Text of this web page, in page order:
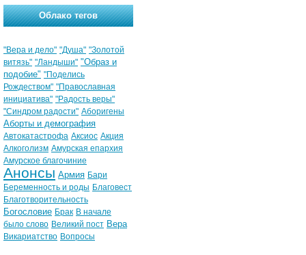
Облако тегов
"Вера и дело" "Душа" "Золотой
витязь" "Ландыши" "Образ и
подобие" "Поделись
Рождеством" "Православная
инициатива" "Радость веры"
"Синдром радости" Аборигены
Аборты и демография
Автокатастрофа Аксиос Акция
Алкоголизм Амурская епархия
Амурское благочиние
Анонсы Армия Бари
Беременность и роды Благовест
Благотворительность
Богословие Брак В начале
было слово Великий пост Вера
Викариатство Вопросы